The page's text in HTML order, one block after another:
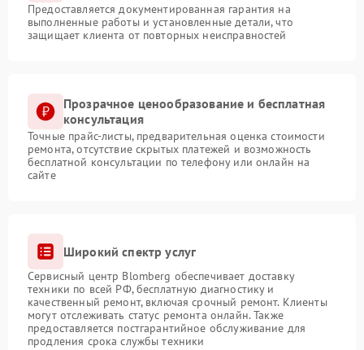
Предоставляется документированная гарантия на
выполненные работы и установленные детали, что
защищает клиента от повторных неисправностей
Прозрачное ценообразование и бесплатная
консультация
Точные прайс-листы, предварительная оценка стоимости
ремонта, отсутствие скрытых платежей и возможность
бесплатной консультации по телефону или онлайн на
сайте
Широкий спектр услуг
Сервисный центр Blomberg обеспечивает доставку
техники по всей РФ, бесплатную диагностику и
качественный ремонт, включая срочный ремонт. Клиенты
могут отслеживать статус ремонта онлайн. Также
предоставляется постгарантийное обслуживание для
продления срока службы техники